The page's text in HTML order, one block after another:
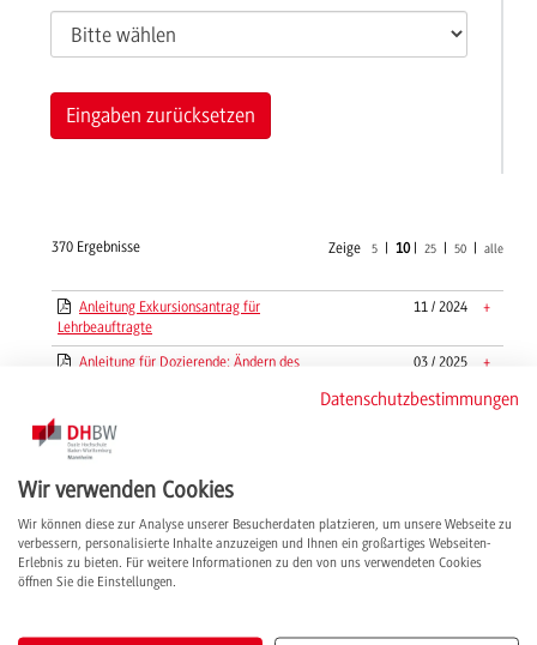
Eingaben zurücksetzen
370 Ergebnisse Zeige 5| 10| 25| 50| alle
Anleitung Exkursionsantrag für
Lehrbeauftragte
11 / 2024 +
Anleitung für Dozierende: Ändern des
03 / 2025 +
Passworts, nachdem es vergessen wurde
Projekt- und Bachelorarbeiten - Studienbereich
Anleitung zur Bewertung von
wissenschaftlichen Arbeiten - Studienbereich
Technik
12 / 2017 +
Datenschutzbestimmungen
Wir verwenden Cookies
Wir können diese zur Analyse unserer Besucherdaten platzieren, um unsere Webseite zu
verbessern, personalisierte Inhalte anzuzeigen und Ihnen ein großartiges Webseiten-
Erlebnis zu bieten. Für weitere Informationen zu den von uns verwendeten Cookies
öffnen Sie die Einstellungen.